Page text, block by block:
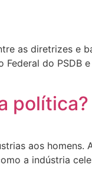
as diretrizes e
do PSDB
política?
aos homens.
a indústria